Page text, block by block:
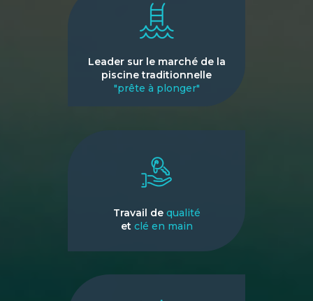
Leader sur le marché de la
piscine traditionnelle
"prête à plonger"
Travail de qualité
et clé en main